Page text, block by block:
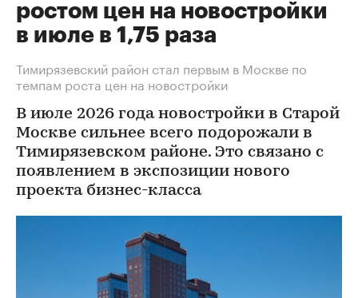
ростом цен на новостройки
в июле в 1,75 раза
Тимирязевский район стал первым в Москве по
темпам роста цен на новостройки
В июле 2026 года новостройки в Старой
Москве сильнее всего подорожали в
Тимирязевском районе. Это связано с
появлением в экспозиции нового
проекта бизнес-класса